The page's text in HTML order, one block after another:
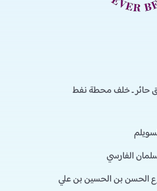
حائر ـ خلف محطة نفط
الفارسي
الحسن بن الحسين بن علي